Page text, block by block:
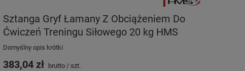
Sztanga Gryf Łamany Z Obciążeniem Do
Ćwiczeń Treningu Siłowego 20 kg HMS
Domyślny opis krótki
383,04 zł brutto / szt.